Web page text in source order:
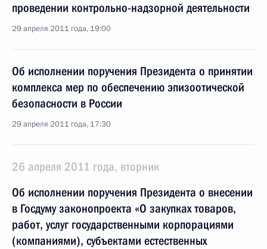
проведении контрольно-надзорной деятельности
29 апреля 2011 года, 19:00
Об исполнении поручения Президента о принятии
комплекса мер по обеспечению эпизоотической
безопасности в России
29 апреля 2011 года, 17:30
26 апреля 2011 года, вторник
Об исполнении поручения Президента о внесении
в Госдуму законопроекта «О закупках товаров,
работ, услуг государственными корпорациями
(компаниями), субъектами естественных